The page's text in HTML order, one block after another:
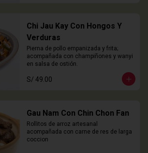
Chi Jau Kay Con Hongos Y
Verduras
Pierna de pollo empanizada y frita;
acompañada con champiñones y wanyi
en salsa de ostión.
S/ 49.00
Gau Nam Con Chin Chon Fan
Rollitos de arroz artesanal
acompañada con carne de res de larga
coccion